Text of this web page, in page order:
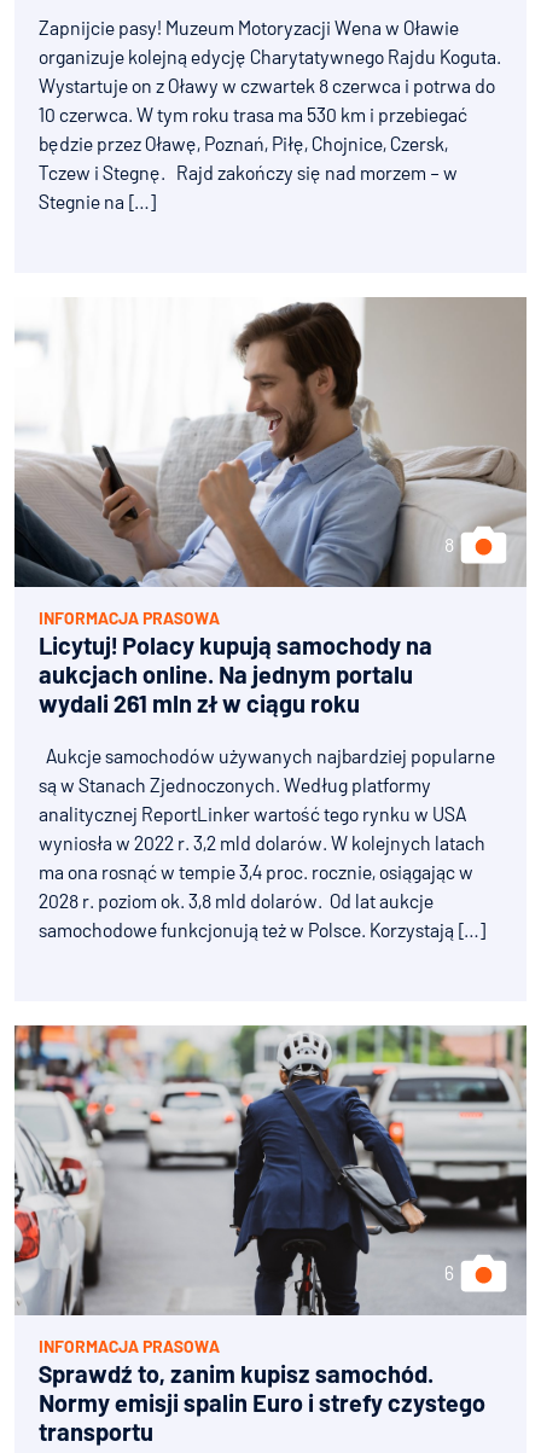
Zapnijcie pasy! Muzeum Motoryzacji Wena w Oławie
organizuje kolejną edycję Charytatywnego Rajdu Koguta.
Wystartuje on z Oławy w czwartek 8 czerwca i potrwa do
10 czerwca. W tym roku trasa ma 530 km i przebiegać
będzie przez Oławę, Poznań, Piłę, Chojnice, Czersk,
Tczew i Stegnę. Rajd zakończy się nad morzem – w
Stegnie na […]
INFORMACJA PRASOWA
Licytuj! Polacy kupują samochody na
aukcjach online. Na jednym portalu
wydali 261 mln zł w ciągu roku
Aukcje samochodów używanych najbardziej popularne
są w Stanach Zjednoczonych. Według platformy
analitycznej ReportLinker wartość tego rynku w USA
wyniosła w 2022 r. 3,2 mld dolarów. W kolejnych latach
ma ona rosnąć w tempie 3,4 proc. rocznie, osiągając w
2028 r. poziom ok. 3,8 mld dolarów. Od lat aukcje
samochodowe funkcjonują też w Polsce. Korzystają […]
INFORMACJA PRASOWA
Sprawdź to, zanim kupisz samochód.
Normy emisji spalin Euro i strefy czystego
transportu